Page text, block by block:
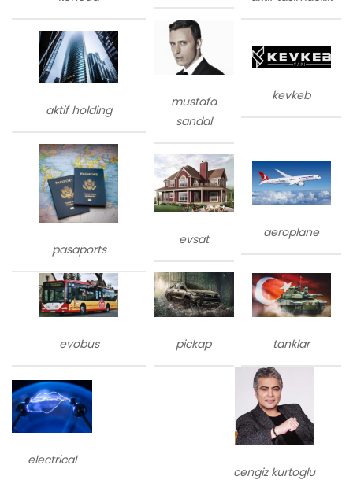
aktif holding
mustafa
sandal
kevkeb
pasaports
evsat aeroplane
evobus pickap tanklar
electrical
cengiz kurtoglu